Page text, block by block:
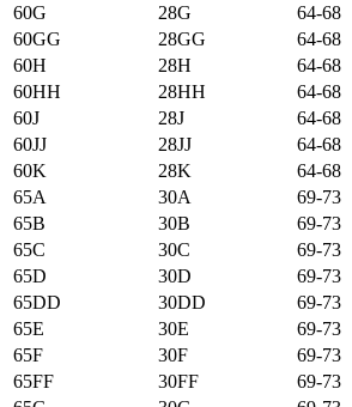
60G
28G 64-68
60GG
28GG 64-68
60H
28H 64-68
60HH
28HH 64-68
60J
28J 64-68
60JJ
28JJ 64-68
60K
28K 64-68
65А
30А 69-73
65B
30B 69-73
65C
30C 69-73
65D
30D 69-73
65DD
30DD 69-73
65E
30E 69-73
65F
30F 69-73
65FF
30FF 69-73